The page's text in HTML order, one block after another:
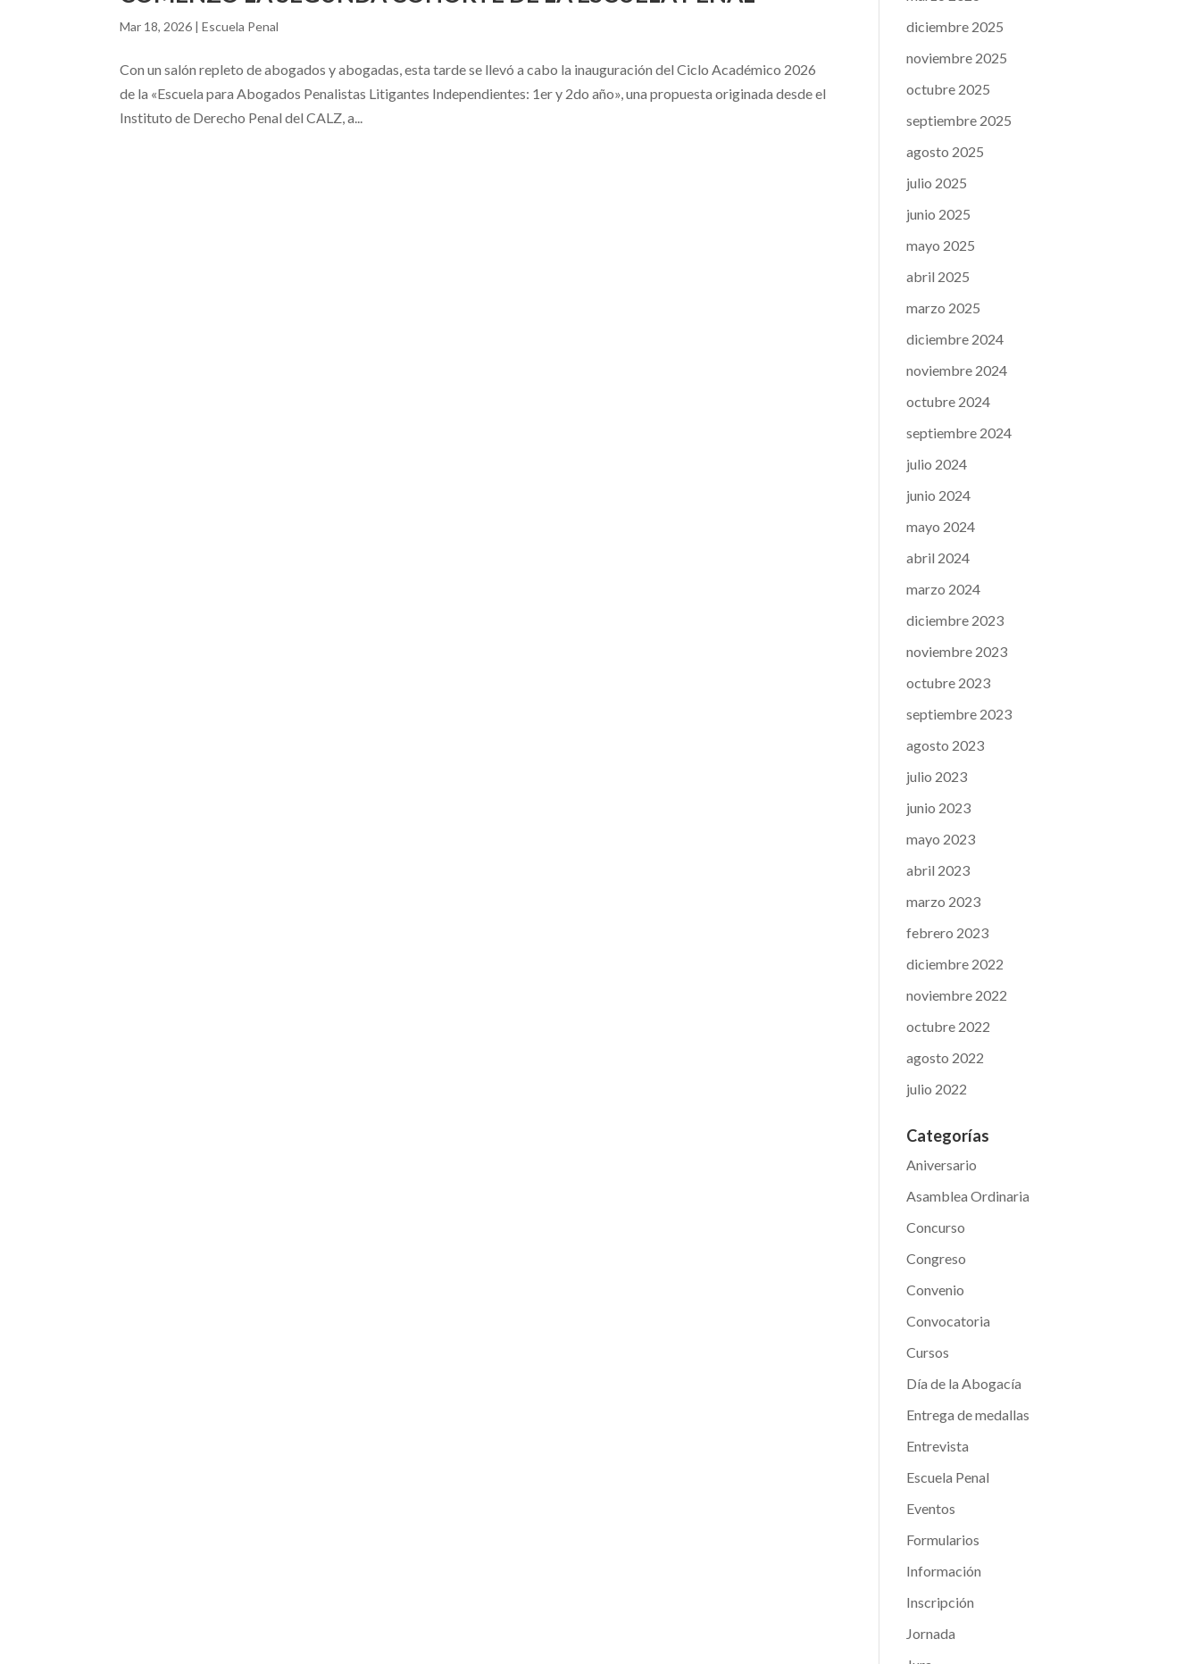
Mar 18, 2026 |Escuela Penal
Con un salón repleto de abogados y abogadas, esta tarde se llevó a cabo la inauguración del Ciclo Académico 2026
de la «Escuela para Abogados Penalistas Litigantes Independientes: 1er y 2do año», una propuesta originada desde el
Instituto de Derecho Penal del CALZ, a...
diciembre 2025
noviembre 2025
octubre 2025
septiembre 2025
agosto 2025
julio 2025
junio 2025
mayo 2025
abril 2025
marzo 2025
diciembre 2024
noviembre 2024
octubre 2024
septiembre 2024
julio 2024
junio 2024
mayo 2024
abril 2024
marzo 2024
diciembre 2023
noviembre 2023
octubre 2023
septiembre 2023
agosto 2023
julio 2023
junio 2023
mayo 2023
abril 2023
marzo 2023
febrero 2023
diciembre 2022
noviembre 2022
octubre 2022
agosto 2022
julio 2022
Categorías
Aniversario
Asamblea Ordinaria
Concurso
Congreso
Convenio
Convocatoria
Cursos
Día de la Abogacía
Entrega de medallas
Entrevista
Escuela Penal
Eventos
Formularios
Información
Inscripción
Jornada